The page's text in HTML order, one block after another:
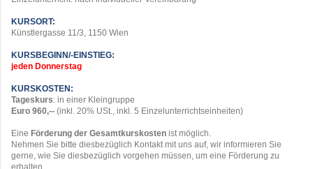
KURSORT:
Künstlergasse 11/3, 1150 Wien
KURSBEGINN/-EINSTIEG:
jeden Donnerstag
KURSKOSTEN:
Tageskurs: in einer Kleingruppe
Euro 960,-- (inkl. 20% USt., inkl. 5 Einzelunterrichtseinheiten)
Eine Förderung der Gesamtkurskosten ist möglich.
Nehmen Sie bitte diesbezüglich Kontakt mit uns auf, wir informieren Sie
gerne, wie Sie diesbezüglich vorgehen müssen, um eine Förderung zu
erhalten.